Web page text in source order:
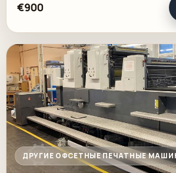
€900
ДРУГИЕ ОФСЕТНЫЕ ПЕЧАТНЫЕ